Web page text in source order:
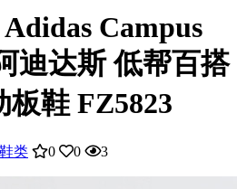
Campus
迪达斯 低帮百搭
鞋 FZ5823
鞋类 0 0 3